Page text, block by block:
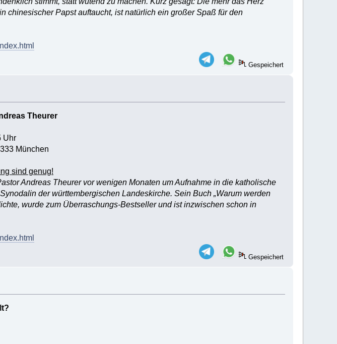
chinesischer Papst auftaucht, ist natürlich ein großer Spaß für den
Gespeichert
Theurer
Uhr
München
sind genug!
Andreas Theurer vor wenigen Monaten um Aufnahme in die katholische
der württembergischen Landeskirche. Sein Buch „Warum werden
wurde zum Überraschungs-Bestseller und ist inzwischen schon in
Gespeichert